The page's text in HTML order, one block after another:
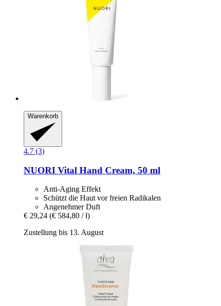
Warenkorb
4.7 (3)
NUORI Vital Hand Cream, 50 ml
Anti-Aging Effekt
Schützt die Haut vor freien Radikalen
Angenehmer Duft
€ 29,24 (€ 584,80 / l)
Zustellung bis 13. August